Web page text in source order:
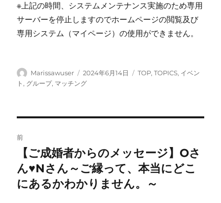
※上記の時間、システムメンテナンス実施のため専用
サーバーを停止しますのでホームページの閲覧及び
専用システム（マイページ）の使用ができません。
投
稿
Marissawuser
投
稿
2024年6月14日
カ
TOP,TOPICS, イベン
ト, グループ, マッチング
稿
ナ
ビ
前
の
投
【ご成婚者からのメッセージ】Oさ
ん♥Nさん～ご縁って、本当にどこ
にあるかわかりません。～